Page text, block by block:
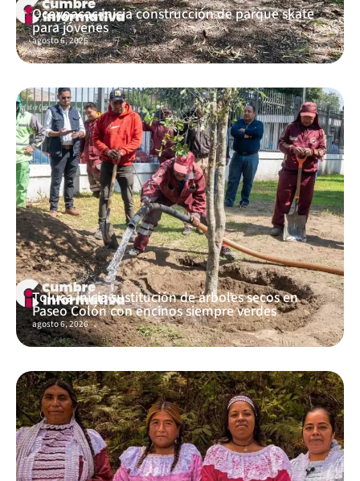
Ocoyoacac inicia construcción de parque skate
para jóvenes
agosto 6, 2026
Toluca inicia sustitución de árboles secos en
Paseo Colón con encinos siempre verdes
agosto 6, 2026